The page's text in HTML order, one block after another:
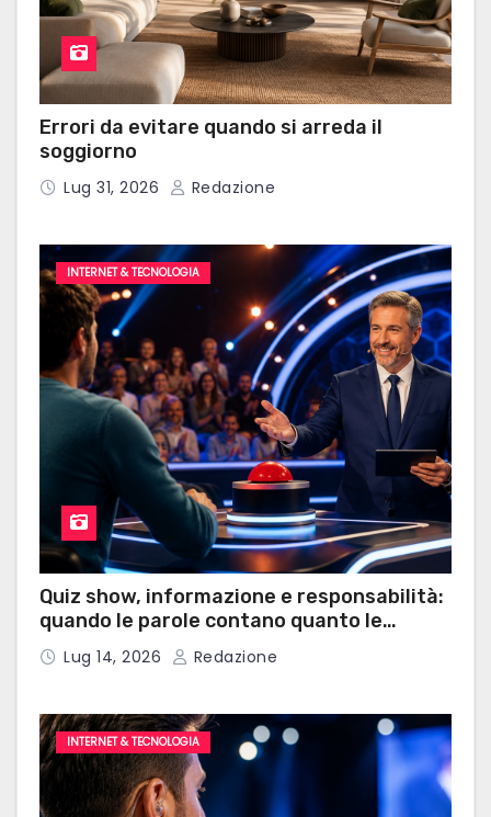
Errori da evitare quando si arreda il
soggiorno
Lug 31, 2026 Redazione
INTERNET & TECNOLOGIA
Quiz show, informazione e responsabilità:
quando le parole contano quanto le
risposte
Lug 14, 2026 Redazione
INTERNET & TECNOLOGIA